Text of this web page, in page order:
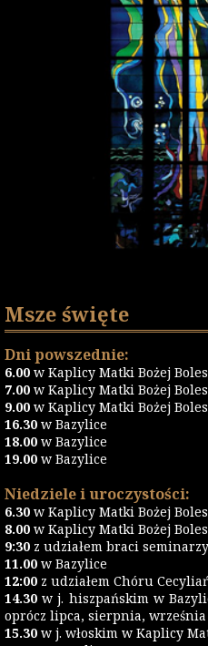
Msze święte
Dni powszednie:
6.00 w Kaplicy Matki Bożej
7.00 w Kaplicy Matki Bożej
9.00 w Kaplicy Matki Bożej
16.30 w Bazylice
18.00 w Bazylice
19.00 w Bazylice
Niedziele i uroczystości:
6.30 w Kaplicy Matki Bożej
8.00 w Kaplicy Matki Bożej
9:30 z udziałem braci
11.00 w Bazylice
12:00 z udziałem Chóru
14.30 w j. hiszpańskim w
oprócz lipca, sierpnia, września
15.30 w j. włoskim w Kaplicy